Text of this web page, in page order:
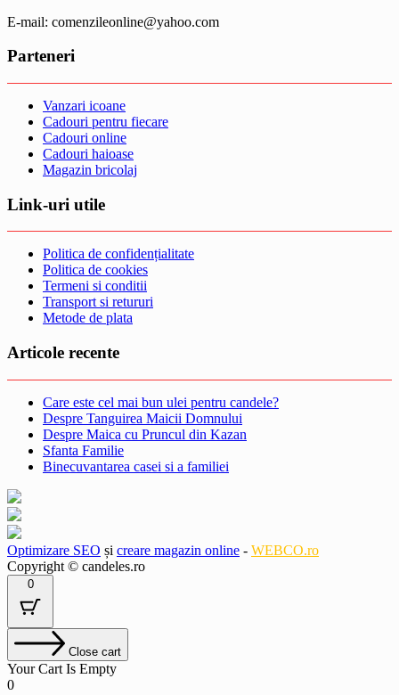
E-mail: comenzileonline@yahoo.com
Parteneri
Vanzari icoane
Cadouri pentru fiecare
Cadouri online
Cadouri haioase
Magazin bricolaj
Link-uri utile
Politica de confidențialitate
Politica de cookies
Termeni si conditii
Transport si retururi
Metode de plata
Articole recente
Care este cel mai bun ulei pentru candele?
Despre Tanguirea Maicii Domnului
Despre Maica cu Pruncul din Kazan
Sfanta Familie
Binecuvantarea casei si a familiei
Optimizare SEO și creare magazin online - WEBCO.ro
Copyright © candeles.ro
0
Close cart
Your Cart Is Empty
0